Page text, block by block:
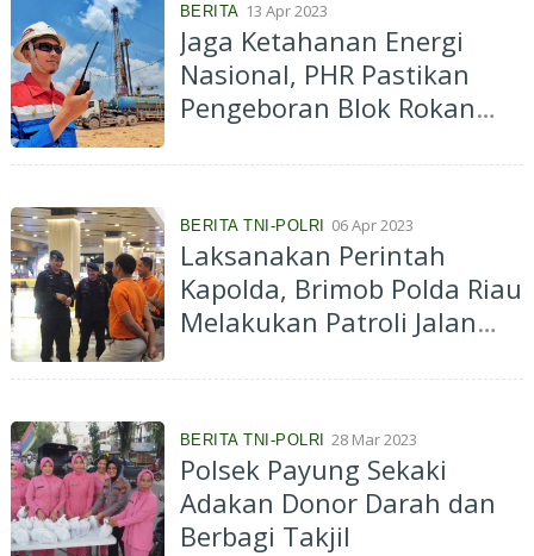
BERITA 13 Apr 2023
Jaga Ketahanan Energi
Nasional, PHR Pastikan
Pengeboran Blok Rokan
Fitri
BERITA TNI-POLRI 06 Apr 2023
Laksanakan Perintah
Kapolda, Brimob Polda Riau
Melakukan Patroli Jalan
BERITA TNI-POLRI 28 Mar 2023
Polsek Payung Sekaki
Adakan Donor Darah dan
Berbagi Takjil